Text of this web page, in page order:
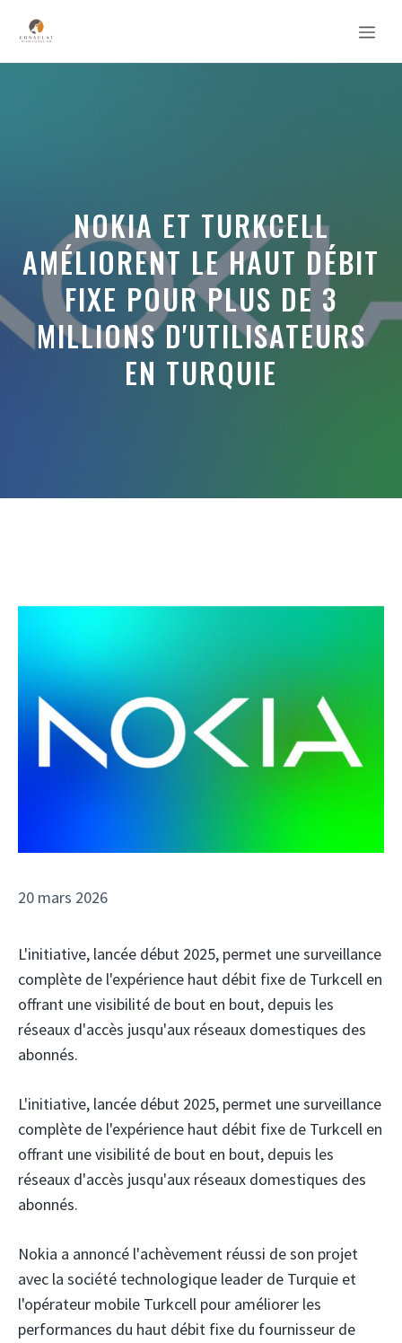
contenu
NOKIA ET TURKCELL
AMÉLIORENT LE HAUT DÉBIT
FIXE POUR PLUS DE 3
MILLIONS D'UTILISATEURS
EN TURQUIE
20 mars 2026
L'initiative, lancée début 2025, permet une surveillance
complète de l'expérience haut débit fixe de Turkcell en
offrant une visibilité de bout en bout, depuis les
réseaux d'accès jusqu'aux réseaux domestiques des
abonnés.
L'initiative, lancée début 2025, permet une surveillance
complète de l'expérience haut débit fixe de Turkcell en
offrant une visibilité de bout en bout, depuis les
réseaux d'accès jusqu'aux réseaux domestiques des
abonnés.
Nokia a annoncé l'achèvement réussi de son projet
avec la société technologique leader de Turquie et
l'opérateur mobile Turkcell pour améliorer les
performances du haut débit fixe du fournisseur de